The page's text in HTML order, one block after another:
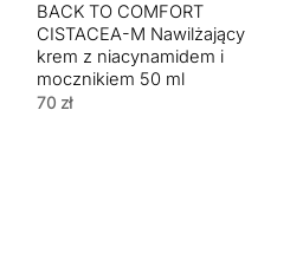
BACK TO COMFORT
CISTACEA-M Nawilżający
krem z niacynamidem i
mocznikiem 50 ml
70 zł